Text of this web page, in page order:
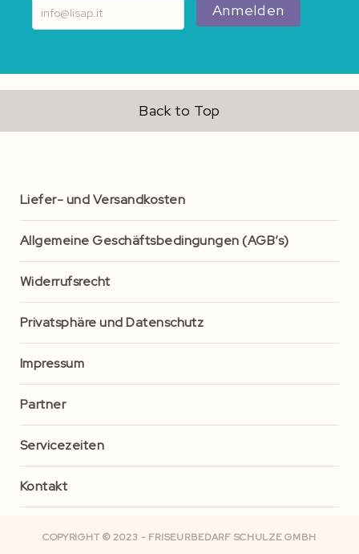
Anmelden
Back to Top
Liefer- und Versandkosten
Allgemeine Geschäftsbedingungen (AGB’s)
Widerrufsrecht
Privatsphäre und Datenschutz
Impressum
Partner
Servicezeiten
Kontakt
COPYRIGHT © 2023 - FRISEURBEDARF SCHULZE GMBH